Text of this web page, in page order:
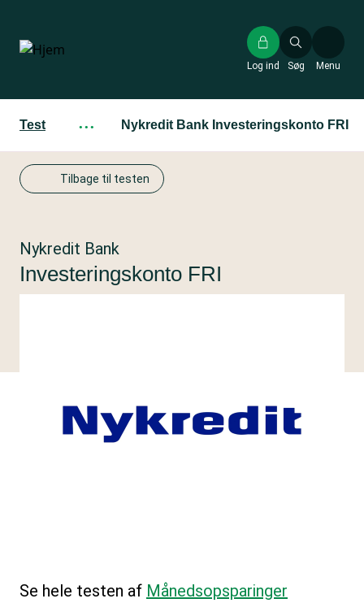
hovedindhold
Søg
Log ind Menu
Test ··· Nykredit Bank Investeringskonto FRI
Tilbage til testen
Nykredit Bank
Investeringskonto FRI
Se hele testen af Månedsopsparinger